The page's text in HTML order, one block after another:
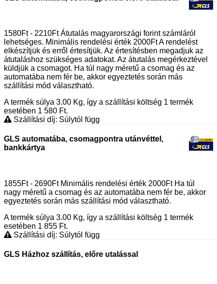
1580Ft - 2210Ft Átutalás magyarországi forint számláról
lehetséges. Minimális rendelési érték 2000Ft A rendelést
elkészítjük és erről értesítjük. Az értesítésben megadjuk az
átutaláshoz szükséges adatokat. Az átutalás megérkeztével
küldjük a csomagot. Ha túl nagy méretű a csomag és az
automatába nem fér be, akkor egyeztetés során más
szállítási mód választható.
A termék súlya 3.00 Kg, így a szállítási költség 1 termék
esetében 1 580 Ft.
Szállítási díj: Súlytól függ
GLS automatába, csomagpontra utánvéttel,
bankkártya
1855Ft - 2690Ft Minimális rendelési érték 2000Ft Ha túl
nagy méretű a csomag és az automatába nem fér be, akkor
egyeztetés során más szállítási mód választható.
A termék súlya 3.00 Kg, így a szállítási költség 1 termék
esetében 1 855 Ft.
Szállítási díj: Súlytól függ
GLS Házhoz szállítás, előre utalással